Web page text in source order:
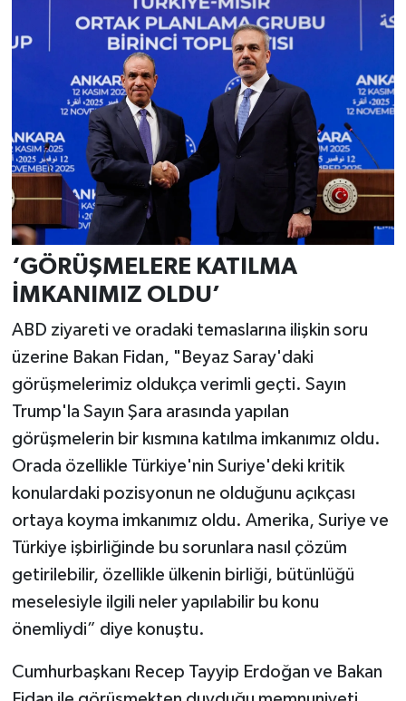
‘GÖRÜŞMELERE KATILMA
İMKANIMIZ OLDU’
ABD ziyareti ve oradaki temaslarına ilişkin soru
üzerine Bakan Fidan, "Beyaz Saray'daki
görüşmelerimiz oldukça verimli geçti. Sayın
Trump'la Sayın Şara arasında yapılan
görüşmelerin bir kısmına katılma imkanımız oldu.
Orada özellikle Türkiye'nin Suriye'deki kritik
konulardaki pozisyonun ne olduğunu açıkçası
ortaya koyma imkanımız oldu. Amerika, Suriye ve
Türkiye işbirliğinde bu sorunlara nasıl çözüm
getirilebilir, özellikle ülkenin birliği, bütünlüğü
meselesiyle ilgili neler yapılabilir bu konu
önemliydi” diye konuştu.
Cumhurbaşkanı Recep Tayyip Erdoğan ve Bakan